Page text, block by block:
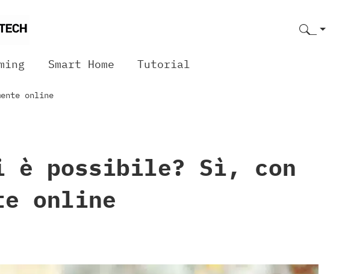
Smart Home Tutorial
online
è possibile? Sì, con
online